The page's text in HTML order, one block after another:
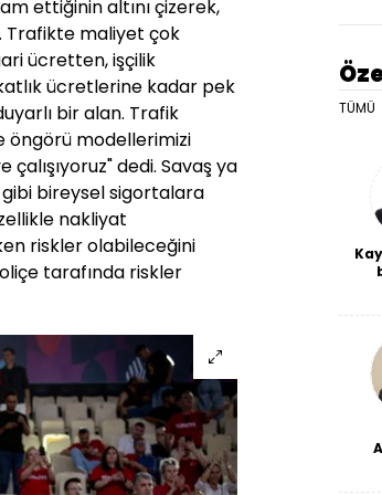
ettiğinin altını çizerek,
Trafikte maliyet çok
ücretten, işçilik
ücretlerine kadar pek
bir alan. Trafik
öngörü modellerimizi
dedi. Savaş ya
bireysel sigortalara
nakliyat
riskler olabileceğini
tarafında riskler
TÜMÜ